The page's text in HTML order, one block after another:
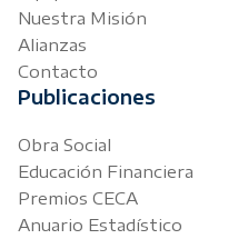
Nuestra Misión
Alianzas
Contacto
Publicaciones
Obra Social
Educación Financiera
Premios CECA
Anuario Estadístico